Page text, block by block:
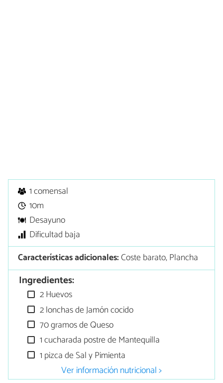
1 comensal
10m
Desayuno
Dificultad baja
Características adicionales:Coste barato, Plancha
Ingredientes:
2 Huevos
2 lonchas de Jamón cocido
70 gramos de Queso
1 cucharada postre de Mantequilla
1 pizca de Sal y Pimienta
Ver información nutricional >